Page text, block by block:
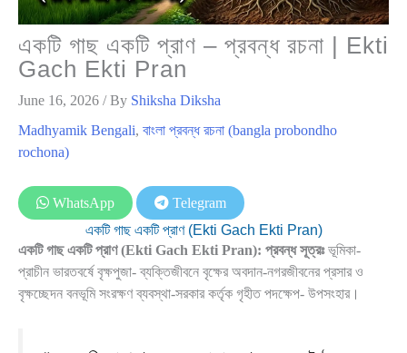
একটি গাছ একটি প্রাণ – প্রবন্ধ রচনা | Ekti
Gach Ekti Pran
June 16, 2026 / By Shiksha Diksha
Madhyamik Bengali, বাংলা প্রবন্ধ রচনা (bangla probondho
rochona)
WhatsApp
Telegram
একটি গাছ একটি প্রাণ (Ekti Gach Ekti Pran)
একটি গাছ একটি প্রাণ (Ekti Gach Ekti Pran): প্রবন্ধ সূত্রঃভূমিকা-
প্রাচীন ভারতবর্ষে বৃক্ষপুজা- ব্যক্তিজীবনে বৃক্ষের অবদান-নগরজীবনের প্রসার ও
বৃক্ষচ্ছেদন বনভূমি সংরক্ষণ ব্যবস্থা-সরকার কর্তৃক গৃহীত পদক্ষেপ- উপসংহার।